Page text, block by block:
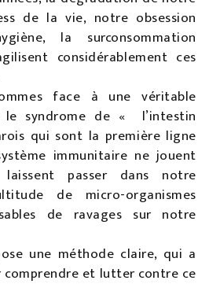
de la vie, notre obsession
la surconsommation
considérablement ces
face à une véritable
syndrome de « l’intestin
qui sont la première ligne
immunitaire ne jouent
passer dans notre
de micro-organismes
de ravages sur notre
une méthode claire, qui a
comprendre et lutter contre ce